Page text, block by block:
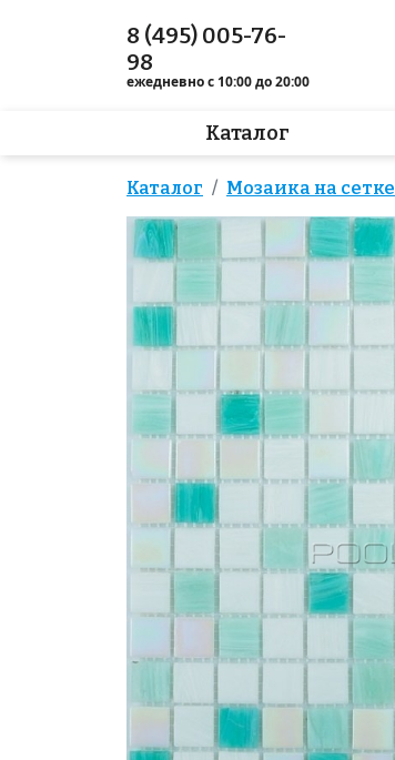
8 (495) 005-76-
98
ежедневно с 10:00 до 20:00
Каталог
Каталог Мозаика на сетке